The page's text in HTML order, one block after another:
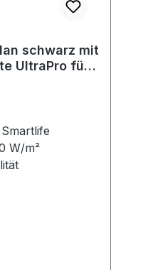
schwarz mit
UltraPro für
W/m²